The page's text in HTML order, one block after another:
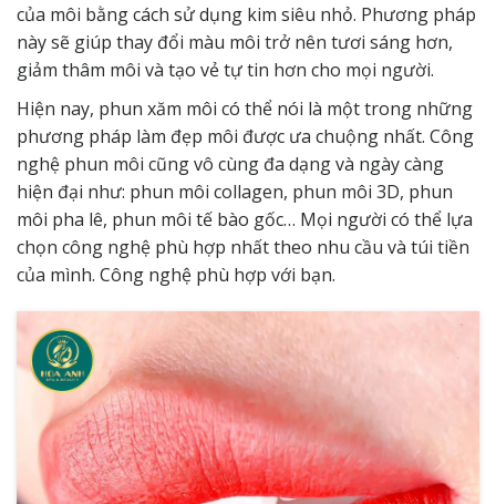
của môi bằng cách sử dụng kim siêu nhỏ. Phương pháp
này sẽ giúp thay đổi màu môi trở nên tươi sáng hơn,
giảm thâm môi và tạo vẻ tự tin hơn cho mọi người.
Hiện nay, phun xăm môi có thể nói là một trong những
phương pháp làm đẹp môi được ưa chuộng nhất. Công
nghệ phun môi cũng vô cùng đa dạng và ngày càng
hiện đại như: phun môi collagen, phun môi 3D, phun
môi pha lê, phun môi tế bào gốc… Mọi người có thể lựa
chọn công nghệ phù hợp nhất theo nhu cầu và túi tiền
của mình. Công nghệ phù hợp với bạn.